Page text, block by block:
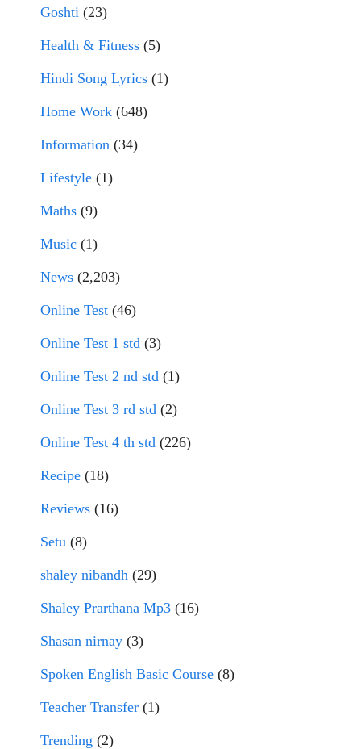
Goshti (23)
Health & Fitness (5)
Hindi Song Lyrics (1)
Home Work (648)
Information (34)
Lifestyle (1)
Maths (9)
Music (1)
News (2,203)
Online Test (46)
Online Test 1 std (3)
Online Test 2 nd std (1)
Online Test 3 rd std (2)
Online Test 4 th std (226)
Recipe (18)
Reviews (16)
Setu (8)
shaley nibandh (29)
Shaley Prarthana Mp3 (16)
Shasan nirnay (3)
Spoken English Basic Course (8)
Teacher Transfer (1)
Trending (2)